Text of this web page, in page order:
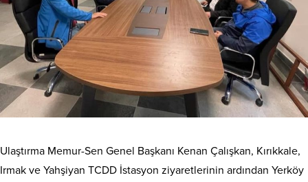
Ulaştırma Memur-Sen Genel Başkanı Kenan Çalışkan, Kırıkkale,
Irmak ve Yahşiyan TCDD İstasyon ziyaretlerinin ardından Yerköy